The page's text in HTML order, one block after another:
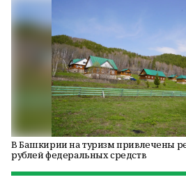
В Башкирии на туризм привлечены
рублей федеральных средств